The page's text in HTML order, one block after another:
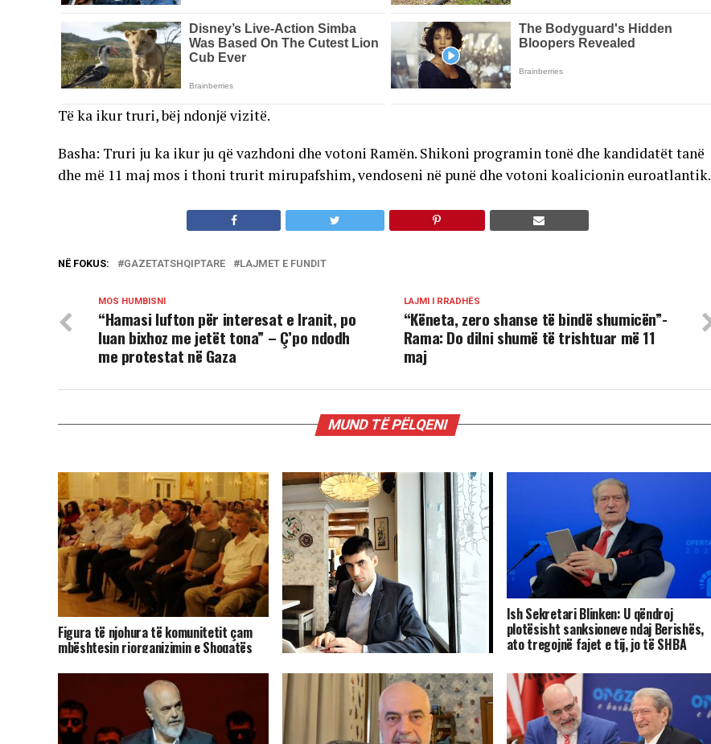
Të ka ikur truri, bëj ndonjë vizitë.
Basha: Truri ju ka ikur ju që vazhdoni dhe votoni Ramën. Shikoni programin tonë dhe kandidatët tanë
dhe më 11 maj mos i thoni trurit mirupafshim, vendoseni në punë dhe votoni koalicionin euroatlantik.
NË FOKUS: GAZETATSHQIPTARE LAJMET E FUNDIT
LAJMI I RRADHËS
“Këneta, zero shanse të bindë shumicën”-
Rama: Do dilni shumë të trishtuar më 11
maj
MOS HUMBISNI
“Hamasi lufton për interesat e Iranit, po
luan bixhoz me jetët tona” – Ç’po ndodh
me protestat në Gaza
MUND TË PËLQENI
Figura të njohura të komunitetit çam
mbështesin riorganizimin e Shoqatës
Pasarelë-protesta: shto ujë e shto
miell, e ka humbur fillin.
Ish Sekretari Blinken: U qëndroj
plotësisht sanksioneve ndaj Berishës,
ato tregojnë fajet e tij, jo të SHBA